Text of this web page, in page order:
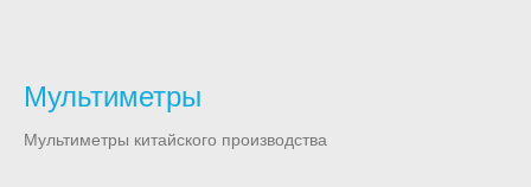
Мультиметры
Мультиметры китайского производства